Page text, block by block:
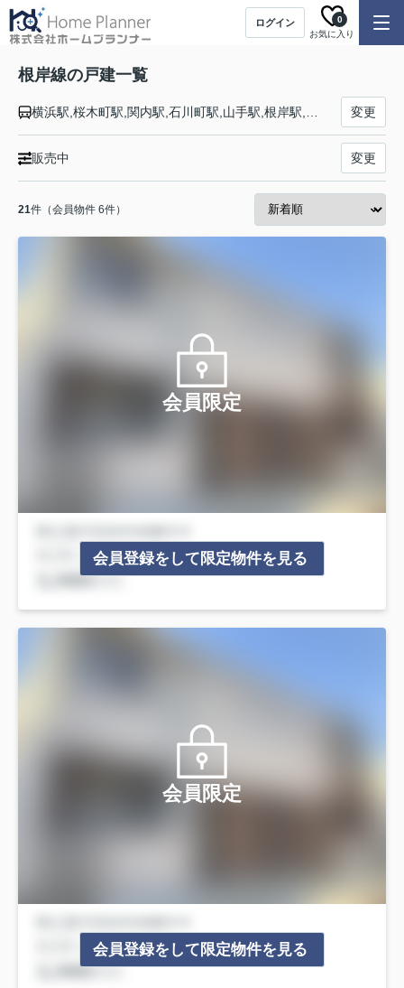
ログイン
お気に入り
0
根岸線の戸建一覧
変更
販売中 変更
21件（会員物件 6件）
会員限定
会員登録をして限定物件を見る
会員限定
会員登録をして限定物件を見る